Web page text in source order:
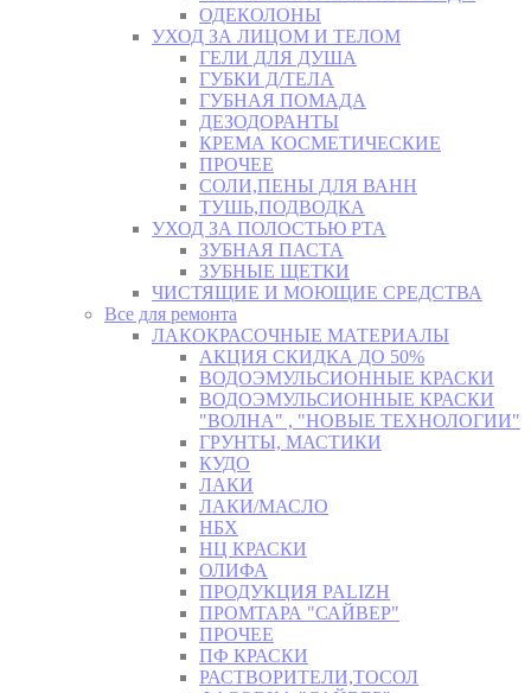
ОДЕКОЛОНЫ
УХОД ЗА ЛИЦОМ И ТЕЛОМ
ГЕЛИ ДЛЯ ДУША
ГУБКИ Д/ТЕЛА
ГУБНАЯ ПОМАДА
ДЕЗОДОРАНТЫ
КРЕМА КОСМЕТИЧЕСКИЕ
ПРОЧЕЕ
СОЛИ,ПЕНЫ ДЛЯ ВАНН
ТУШЬ,ПОДВОДКА
УХОД ЗА ПОЛОСТЬЮ РТА
ЗУБНАЯ ПАСТА
ЗУБНЫЕ ЩЕТКИ
ЧИСТЯЩИЕ И МОЮЩИЕ СРЕДСТВА
Все для ремонта
ЛАКОКРАСОЧНЫЕ МАТЕРИАЛЫ
АКЦИЯ СКИДКА ДО 50%
ВОДОЭМУЛЬСИОННЫЕ КРАСКИ
ВОДОЭМУЛЬСИОННЫЕ КРАСКИ
"ВОЛНА" , "НОВЫЕ ТЕХНОЛОГИИ"
ГРУНТЫ, МАСТИКИ
КУДО
ЛАКИ
ЛАКИ/МАСЛО
НБХ
НЦ КРАСКИ
ОЛИФА
ПРОДУКЦИЯ PALIZH
ПРОМТАРА "САЙВЕР"
ПРОЧЕЕ
ПФ КРАСКИ
РАСТВОРИТЕЛИ,ТОСОЛ